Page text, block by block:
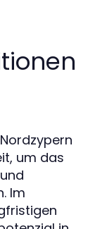
um das
Im